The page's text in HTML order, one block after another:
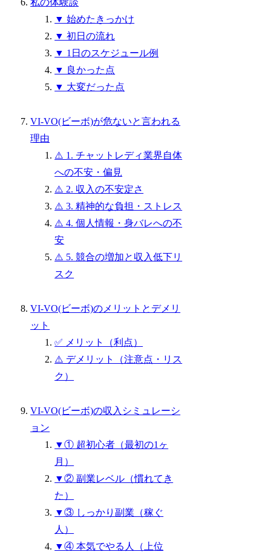
私の体験談
▼ 始めたきっかけ
▼ 初日の流れ
▼ 1日のスケジュール例
▼ 良かった点
▼ 大変だった点
VI-VO(ビーボ)が危ないと言われる
理由
⚠️ 1. チャットレディ業界自体
への不安・偏見
⚠️ 2. 収入の不安定さ
⚠️ 3. 精神的な負担・ストレス
⚠️ 4. 個人情報・身バレへの不
安
⚠️ 5. 競合の増加と収入低下リ
スク
VI-VO(ビーボ)のメリットとデメリ
ット
✅ メリット（利点）
⚠️ デメリット（注意点・リス
ク）
VI-VO(ビーボ)の収入シミュレーシ
ョン
▼① 超初心者（最初の1ヶ
月）
▼② 副業レベル（慣れてき
た）
▼③ しっかり副業（稼ぐ
人）
▼④ 本気でやる人（上位